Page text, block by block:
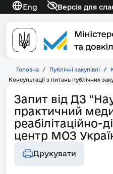
Eng Версія для
Головна / Публічні закупівлі /
Консультації з питань публічних
Запит від ДЗ
практичний
реабілітаційно-
центр МОЗ
Друкувати